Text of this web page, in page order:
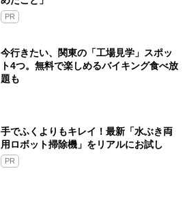
PR
今行きたい、関東の「工場見学」スポッ
ト4つ。無料で楽しめるバイキング食べ放
題も
手でふくよりもキレイ！最新「水ぶき両
用ロボット掃除機」をリアルにお試し
PR